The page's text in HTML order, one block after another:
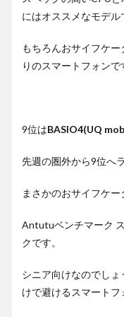
にはオススメなモデル
もちろんおサイフケ
りのスマートフォンで
9位はBASIO4(UQ
先週の圏外から9位へ
まさかのおサイフケー
Antutuベンチマーク
クです。
シニア向けなのでし
けで避けるスマートフ